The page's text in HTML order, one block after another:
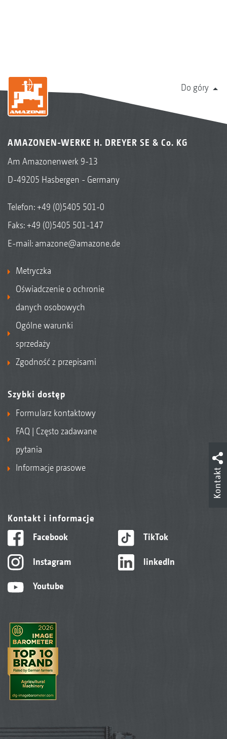
Do góry
AMAZONEN-WERKE H. DREYER SE & Co. KG
Am Amazonenwerk 9-13
D-49205 Hasbergen - Germany
Telefon:+49 (0)5405 501-0
Faks: +49 (0)5405 501-147
E-mail: amazone@amazone.de
Metryczka
Oświadczenie o ochronie
danych osobowych
Ogólne warunki
sprzedaży
Zgodność z przepisami
Szybki dostęp
Formularz kontaktowy
FAQ | Często zadawane
pytania
Informacje prasowe
Kontakt i informacje
Facebook
Instagram
Youtube
TikTok
linkedIn
Kontakt